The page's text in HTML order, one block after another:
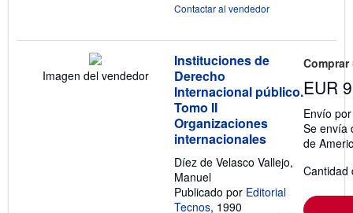
Contactar al vendedor
Imagen del vendedor
Instituciones de
Derecho
Internacional público.
Tomo II
Organizaciones
internacionales
Díez de Velasco Vallejo,
Manuel
Publicado por Editorial
Tecnos, 1990
EUR
Envío
Se envía
de
Cantidad